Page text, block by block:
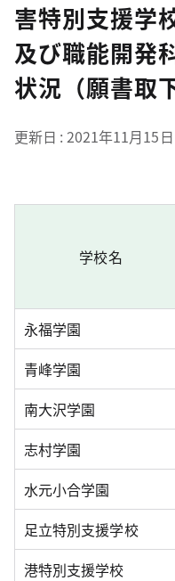
害特別支援学
及び職能開発
状況（願書取
更新日 2021年11月15日
学校名
永福学園
青峰学園
南大沢学園
志村学園
水元小合学園
足立特別支援学校
港特別支援学校